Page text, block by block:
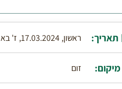
לתאם ביקור בצריף
תאריך: ראשון, 17.03.2024, ז' באדר ב' תשפ"ד
מיקום: זום